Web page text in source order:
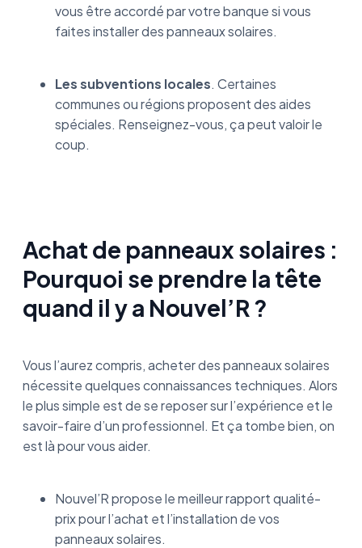
vous être accordé par votre banque si vous
faites installer des panneaux solaires.
Les subventions locales. Certaines
communes ou régions proposent des aides
spéciales. Renseignez-vous, ça peut valoir le
coup.
Achat de panneaux solaires :
Pourquoi se prendre la tête
quand il y a Nouvel’R ?
Vous l’aurez compris, acheter des panneaux solaires
nécessite quelques connaissances techniques. Alors
le plus simple est de se reposer sur l’expérience et le
savoir-faire d’un professionnel. Et ça tombe bien, on
est là pour vous aider.
Nouvel’R propose le meilleur rapport qualité-
prix pour l’achat et l’installation de vos
panneaux solaires.